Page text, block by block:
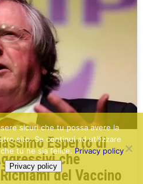
Esperto di
che
del Vaccino
sicuri che tu possa avere la
sito. Se continui ad utilizzare
tu ne sia felice.Privacy policy
Privacy policy